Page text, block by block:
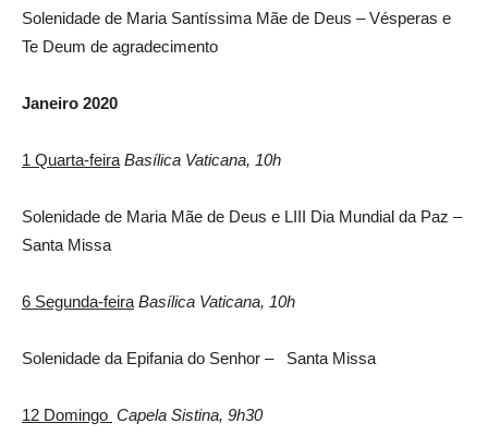
Solenidade de Maria Santíssima Mãe de Deus – Vésperas e
Te Deum de agradecimento
Janeiro 2020
1 Quarta-feira Basílica Vaticana, 10h
Solenidade de Maria Mãe de Deus e LIII Dia Mundial da Paz –
Santa Missa
6 Segunda-feira Basílica Vaticana, 10h
Solenidade da Epifania do Senhor – Santa Missa
12 Domingo Capela Sistina, 9h30